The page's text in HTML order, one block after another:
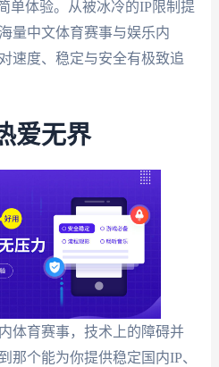
单体验。从被冰冷的IP限制提
量中文体育赛事与娱乐内
速度、稳定与安全有极致追
爱无界
体育赛事，技术上的障碍并
那个能为你提供稳定国内IP、